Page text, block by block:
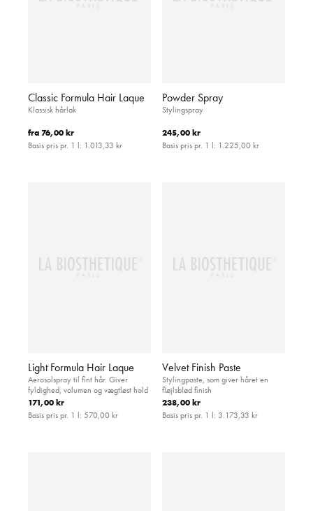
Classic Formula Hair Laque
Klassisk hårlak
fra 76,00 kr
Basis pris pr. 1 l: 1.013,33 kr
Powder Spray
Stylingspray
245,00 kr
Basis pris pr. 1 l: 1.225,00 kr
Light Formula Hair Laque
Aerosolspray til fint hår. Giver
fyldighed, volumen og vægtløst hold
171,00 kr
Basis pris pr. 1 l: 570,00 kr
Velvet Finish Paste
Stylingpaste, som giver håret en
fløjlsblød finish
238,00 kr
Basis pris pr. 1 l: 3.173,33 kr